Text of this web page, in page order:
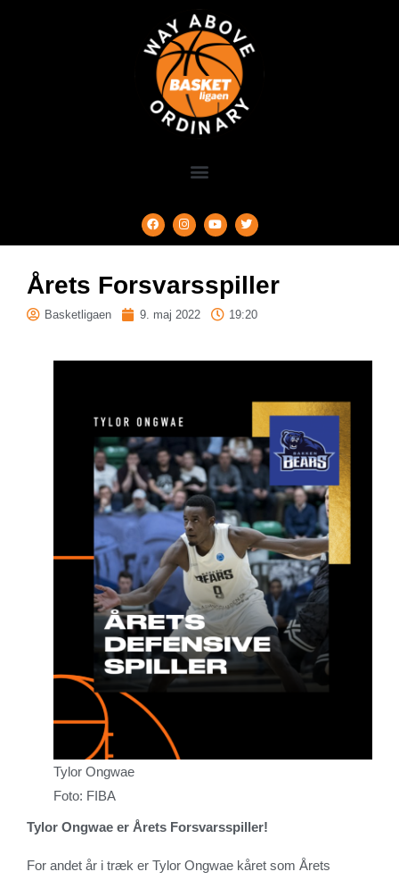
Årets Forsvarsspiller
Basketligaen 9. maj 2022 19:20
Tylor Ongwae
Foto: FIBA
Tylor Ongwae er Årets Forsvarsspiller!
For andet år i træk er Tylor Ongwae kåret som Årets